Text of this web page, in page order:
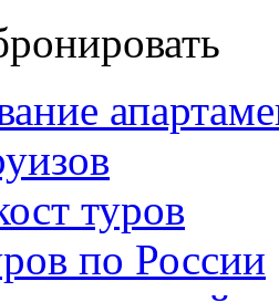
туров
по России